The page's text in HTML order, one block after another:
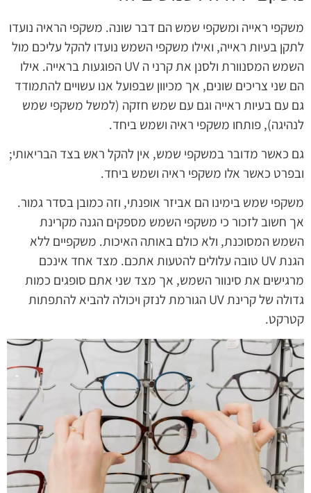
משקפי ראייה ומשקפי שמש הם דבר שונה. משקפי הראיה נועדו
לתקן בעיות ראייה, ואילו משקפי השמש נועדו להקל עליכם מול
השמש המסנוורת ולסנן את קרני ה UV הפוגעות בראייה. אילו
הם שני צריכים שונים, אך מכיוון שבפועל אנו עשויים להתמודד
גם עם בעיות ראייה וגם עם שמש חזקה (למשל משקפי שמש
לנהיגה), פותחו משקפי ראיה ושמש ביחד.
גם כאשר מדובר במשקפי שמש, אין להקל ראש בצד הבריאותי;
ובפרט כאשר אלו משקפי ראיה ושמש ביחד.
משקפי שמש בימינו הם אביזר אופנתי, וזה כמובן בסדר גמור.
אך חשוב לזכור כי משקפי השמש מספקים הגנה מקרינת
השמש המסוכנת, ולא כולם באותה האיכות. משקפיים ללא
הגנת UV טובה עלולים להטעות אתכם. מצד אחד אינכם
מרגישים את סינוור השמש, אך מצד שני אתם סופגים כמות
גדולה של קרינת UV הגורמת לנזק ויכולה להביא להתפתות
קטרקט.